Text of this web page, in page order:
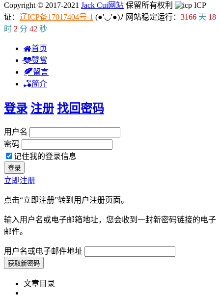
Copyright © 2017-2021 Jack Cui网站 保留所有权利
ICP
证： 辽ICP备17017404号-1 (●'◡'●)ﾉ 网站稳定运行： 3166 天 18
时 2 分 42 秒
首页
赞赏
留言
简介
登录 注册 找回密码
用户名
密码
记住我的登录信息
立即注册
点击“立即注册”转到用户注册页面。
输入用户名或电子邮箱地址，您会收到一封新密码链接的电子
邮件。
用户名或电子邮件地址
文章目录